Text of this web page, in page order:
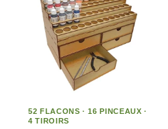
52 FLACONS · 16 PINCEAUX ·
4 TIROIRS